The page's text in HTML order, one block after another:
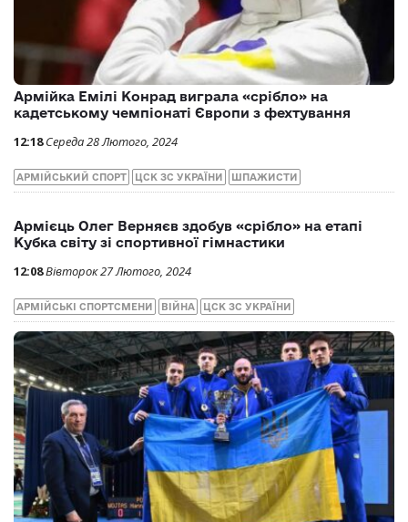
П’ятниця 1 Березня, 2024
STOPRUSSIA АГРЕСІЯ РФ ВІЙНА ВТОРГНЕННЯ РФ ЦСК ЗС УКРАЇНИ
Армійка Емілі Конрад виграла «срібло» на
кадетському чемпіонаті Європи з фехтування
12:18 Середа 28 Лютого, 2024
АРМІЙСЬКИЙ СПОРТ ЦСК ЗС УКРАЇНИ ШПАЖИСТИ
Армієць Олег Верняєв здобув «срібло» на етапі
Кубка світу зі спортивної гімнастики